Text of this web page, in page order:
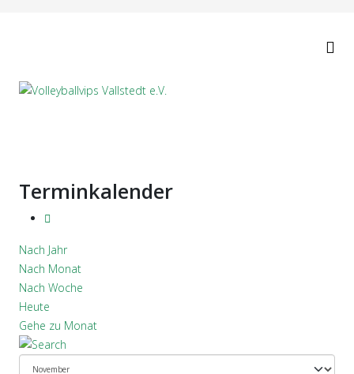
Terminkalender
Nach Jahr
Nach Monat
Nach Woche
Heute
Gehe zu Monat